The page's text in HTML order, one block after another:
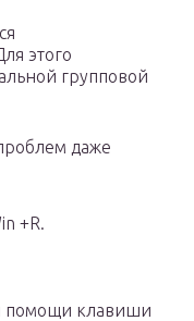
этого
групповой
даже
+R.
помощи клавиши